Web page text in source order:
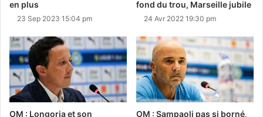
en plus
23 Sep 2023 15:04 pm
fond du trou, Marseille jubile
24 Avr 2022 19:30 pm
OM : Longoria et son OM : Sampaoli pas si borné,